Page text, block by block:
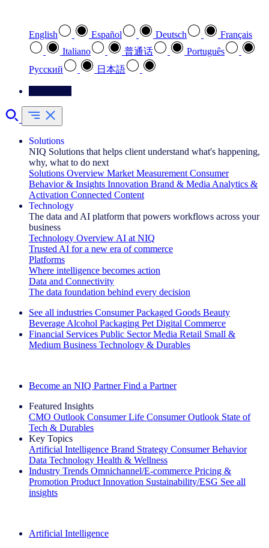
English Español Deutsch
Français
Italiano
普通话
Português
Pусский
日本語
Solutions
NIQ Solutions that helps client understand what's happening,
why, what to do next
Solutions Overview Market Measurement Consumer
Behavior & Insights Innovation Brand & Media Analytics &
Activation Connected Content
Technology
The data and AI platform that powers workflows across your
business
Technology Overview AI at NIQ
Trusted AI for a new era of commerce
Platforms
Where intelligence becomes action
Data and Connectivity
The data foundation behind every decision
See all industries Consumer Packaged Goods Beauty
Beverage Alcohol Packaging Pet Digital Commerce
Financial Services Public Sector Media Retail Small &
Medium Business Technology & Durables
Become an NIQ Partner Find a Partner
Featured Insights
CMO Outlook Consumer Life Consumer Outlook State of
Tech & Durables
Key Topics
Artificial Intelligence Brand Strategy Consumer Behavior
Data Technology Health & Wellness
Industry Trends Omnichannel/E-commerce Pricing &
Promotion Product Innovation Sustainability/ESG See all
insights
Artificial Intelligence